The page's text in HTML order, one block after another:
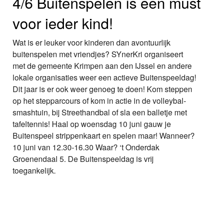
voor ieder kind!
Wat is er leuker voor kinderen dan avontuurlijk
buitenspelen met vriendjes? SYnerKri organiseert
met de gemeente Krimpen aan den IJssel en andere
lokale organisaties weer een actieve Buitenspeeldag!
Dit jaar is er ook weer genoeg te doen! Kom steppen
op het stepparcours of kom in actie in de volleybal-
smashtuin, bij Streethandbal of sla een balletje met
tafeltennis! Haal op woensdag 10 juni gauw je
Buitenspeel strippenkaart en spelen maar! Wanneer?
10 juni van 12.30-16.30 Waar? ‘t Onderdak
Groenendaal 5. De Buitenspeeldag is vrij
toegankelijk.